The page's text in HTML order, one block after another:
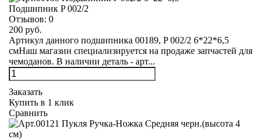
Подшипник P 002/2
Отзывов: 0
200 руб.
Артикул данного подшипника 00189, P 002/2 6*22*6,5
смНаш магазин специализируется на продаже запчастей для
чемоданов. В наличии деталь - арт...
Заказать
Купить в 1 клик
Сравнить